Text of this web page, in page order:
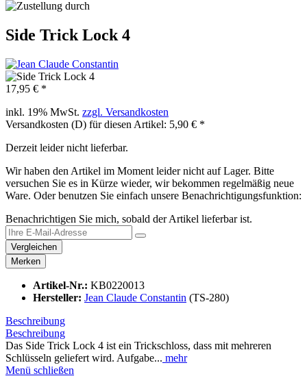
Side Trick Lock 4
17,95 € *
inkl. 19% MwSt. zzgl. Versandkosten
Versandkosten (D) für diesen Artikel: 5,90 € *
Derzeit leider nicht lieferbar.
Wir haben den Artikel im Moment leider nicht auf Lager. Bitte
versuchen Sie es in Kürze wieder, wir bekommen regelmäßig neue
Ware. Oder benutzen Sie einfach unsere Benachrichtigungsfunktion:
Benachrichtigen Sie mich, sobald der Artikel lieferbar ist.
Vergleichen
Merken
Artikel-Nr.: KB0220013
Hersteller: Jean Claude Constantin (TS-280)
Beschreibung
Beschreibung
Das Side Trick Lock 4 ist ein Trickschloss, dass mit mehreren
Schlüsseln geliefert wird. Aufgabe... mehr
Menü schließen